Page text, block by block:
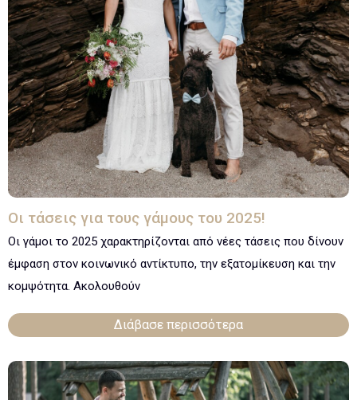
Οι τάσεις για τους γάμους του 2025!
Οι γάμοι το 2025 χαρακτηρίζονται από νέες τάσεις που δίνουν
έμφαση στον κοινωνικό αντίκτυπο, την εξατομίκευση και την
κομψότητα. Ακολουθούν
Διάβασε περισσότερα